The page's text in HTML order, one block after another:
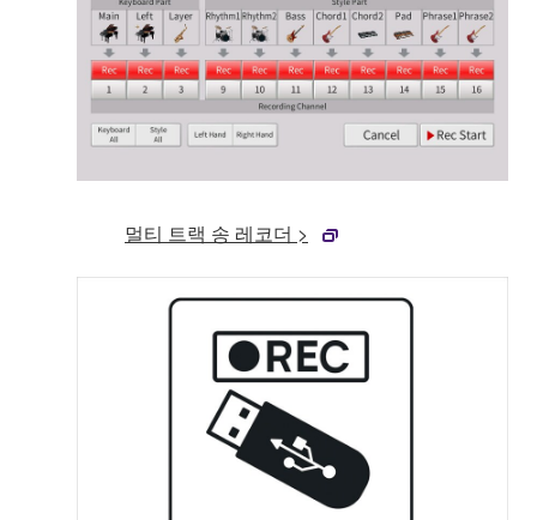
멀티 트랙 송 레코더 >